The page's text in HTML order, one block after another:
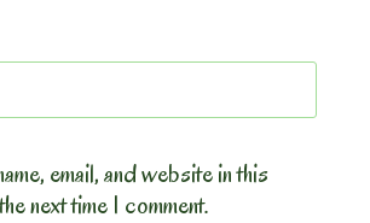
email, and website in this
next time I comment.